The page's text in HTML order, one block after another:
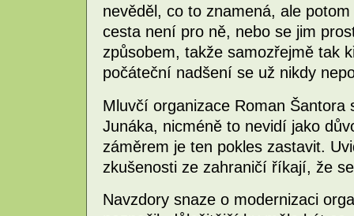
nevěděl, co to znamená, ale
cesta není pro ně, nebo se jim
způsobem, takže samozřejmě tak
počáteční nadšení se už nikdy
Mluvčí organizace Roman
Junáka, nicméně to nevidí jako
záměrem je ten pokles zastavit.
zkušenosti ze zahraničí říkají, že
Navzdory snaze o modernizaci